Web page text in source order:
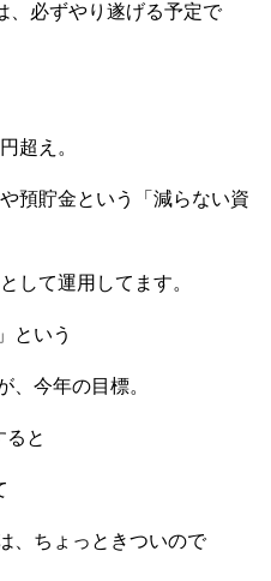
、必ずやり遂げる予定で
超え。
預貯金という「減らない資
して運用してます。
という
、今年の目標。
ると
、ちょっときついので